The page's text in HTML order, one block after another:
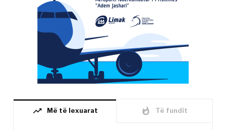
trending_up Më të lexuarat whatshot Të fundit